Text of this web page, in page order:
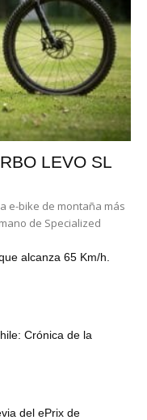
LEVO SL
e-bike de montaña más
de Specialized
alcanza 65 Km/h.
Crónica de la
del ePrix de